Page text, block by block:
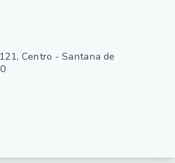
Centro - Santana de